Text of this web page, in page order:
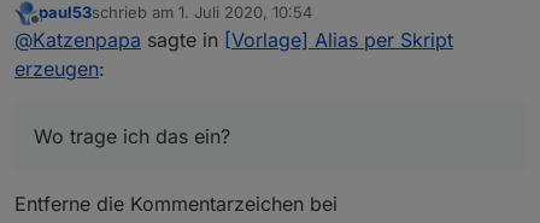
@ paul53Hallo Paul. Wo trage ich das ein? Ich
habe mir einen Magnetkontaktschalter an ein
Gruß Paul
Offline
paul53schrieb am 1. Juli 2020, 10:54
zuletzt editiert von
@Katzenpapa sagte in [Vorlage] Alias per Skript
erzeugen:
Wo trage ich das ein?
Entferne die Kommentarzeichen bei